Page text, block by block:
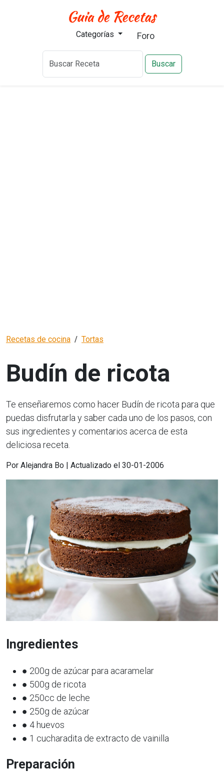
Categorías Foro
Buscar
Recetas de cocina Tortas
Budín de ricota
Te enseñaremos como hacer Budín de ricota para que
puedas disfrutarla y saber cada uno de los pasos, con
sus ingredientes y comentarios acerca de esta
deliciosa receta.
Por Alejandra Bo | Actualizado el 30-01-2006
Ingredientes
● 200g de azúcar para acaramelar
● 500g de ricota
● 250cc de leche
● 250g de azúcar
● 4 huevos
● 1 cucharadita de extracto de vainilla
Preparación